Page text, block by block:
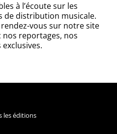
à l’écoute sur les
de distribution musicale.
vous sur notre site
reportages, nos
les éditions